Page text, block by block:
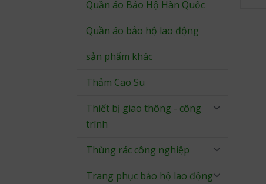
Quần áo Bảo Hộ Hàn Quốc
Quần áo bảo hộ lao động
sản phẩm khác
Thảm Cao Su
Thiết bị giao thông - công
trình
Thùng rác công nghiệp
Trang phục bảo hộ lao động